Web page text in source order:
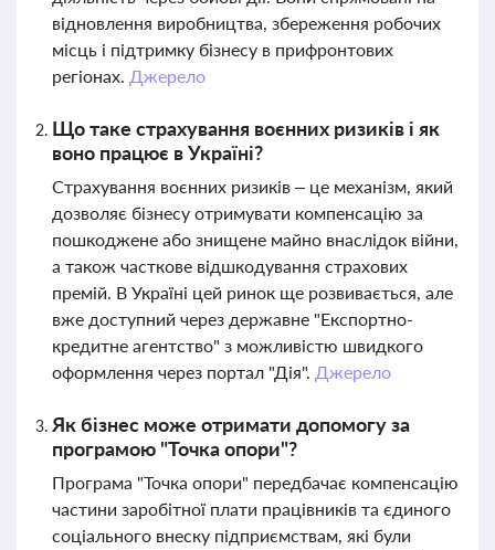
відновлення виробництва, збереження робочих
місць і підтримку бізнесу в прифронтових
регіонах. Джерело
Що таке страхування воєнних ризиків і як
воно працює в Україні?
Страхування воєнних ризиків – це механізм, який
дозволяє бізнесу отримувати компенсацію за
пошкоджене або знищене майно внаслідок війни,
а також часткове відшкодування страхових
премій. В Україні цей ринок ще розвивається, але
вже доступний через державне "Експортно-
кредитне агентство" з можливістю швидкого
оформлення через портал "Дія". Джерело
Як бізнес може отримати допомогу за
програмою "Точка опори"?
Програма "Точка опори" передбачає компенсацію
частини заробітної плати працівників та єдиного
соціального внеску підприємствам, які були